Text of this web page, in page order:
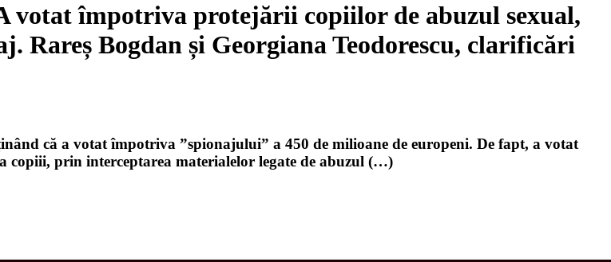
votat împotriva protejării copiilor de abuzul sexual,
Rareș Bogdan și Georgiana Teodorescu, clarificări
că a votat împotriva ”spionajului” a 450 de milioane de europeni. De fapt, a votat
copiii, prin interceptarea materialelor legate de abuzul (…)